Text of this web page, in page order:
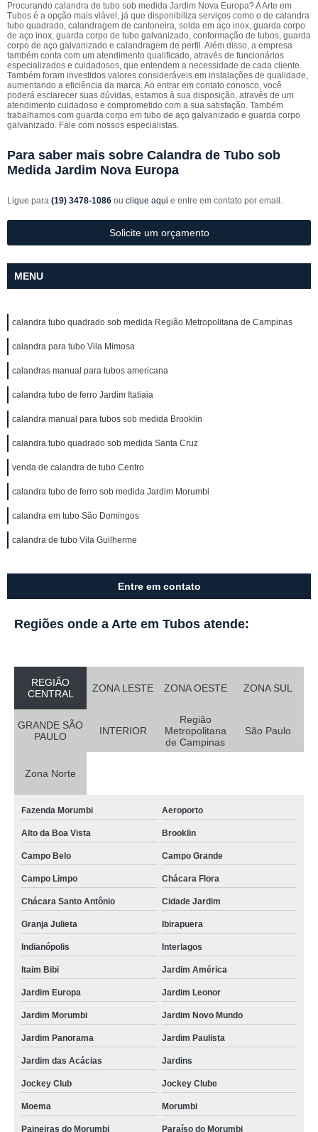
Procurando calandra de tubo sob medida Jardim Nova Europa? A Arte em
Tubos é a opção mais viável, já que disponibiliza serviços como o de calandra
tubo quadrado, calandragem de cantoneira, solda em aço inox, guarda corpo
de aço inox, guarda corpo de tubo galvanizado, conformação de tubos, guarda
corpo de aço galvanizado e calandragem de perfil. Além disso, a empresa
também conta com um atendimento qualificado, através de funcionários
especializados e cuidadosos, que entendem a necessidade de cada cliente.
Também foram investidos valores consideráveis em instalações de qualidade,
aumentando a eficiência da marca. Ao entrar em contato conosco, você
poderá esclarecer suas dúvidas, estamos à sua disposição, através de um
atendimento cuidadoso e comprometido com a sua satisfação. Também
trabalhamos com guarda corpo em tubo de aço galvanizado e guarda corpo
galvanizado. Fale com nossos especialistas.
Para saber mais sobre Calandra de Tubo sob
Medida Jardim Nova Europa
Ligue para (19) 3478-1086 ou clique aqui e entre em contato por email.
Solicite um orçamento
MENU
calandra tubo quadrado sob medida Região Metropolitana de Campinas
calandra para tubo Vila Mimosa
calandras manual para tubos americana
calandra tubo de ferro Jardim Itatiaia
calandra manual para tubos sob medida Brooklin
calandra tubo quadrado sob medida Santa Cruz
venda de calandra de tubo Centro
calandra tubo de ferro sob medida Jardim Morumbi
calandra em tubo São Domingos
calandra de tubo Vila Guilherme
Entre em contato
Regiões onde a Arte em Tubos atende:
REGIÃO
CENTRAL
ZONA LESTE ZONA OESTE ZONA SUL
GRANDE SÃO
PAULO
INTERIOR
Região
Metropolitana
de Campinas
São Paulo
Zona Norte
Fazenda Morumbi Aeroporto
Alto da Boa Vista Brooklin
Campo Belo Campo Grande
Campo Limpo Chácara Flora
Chácara Santo Antônio Cidade Jardim
Granja Julieta Ibirapuera
Indianópolis Interlagos
Itaim Bibi Jardim América
Jardim Europa Jardim Leonor
Jardim Morumbi Jardim Novo Mundo
Jardim Panorama Jardim Paulista
Jardim das Acácias Jardins
Jockey Club Jockey Clube
Moema Morumbi
Paineiras do Morumbi Paraíso do Morumbi